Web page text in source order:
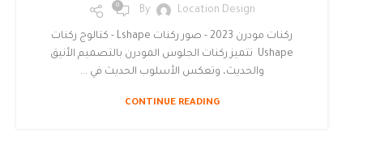
By Location Design
0
ركنات مودرن 2023 - صور ركنات Lshape - كتالوج ركنات
Ushape تتميز ركنات الجلوس المودرن بالتصميم الأنيق
والحديث، وتعكس الأسلوب الحديث في ...
CONTINUE READING